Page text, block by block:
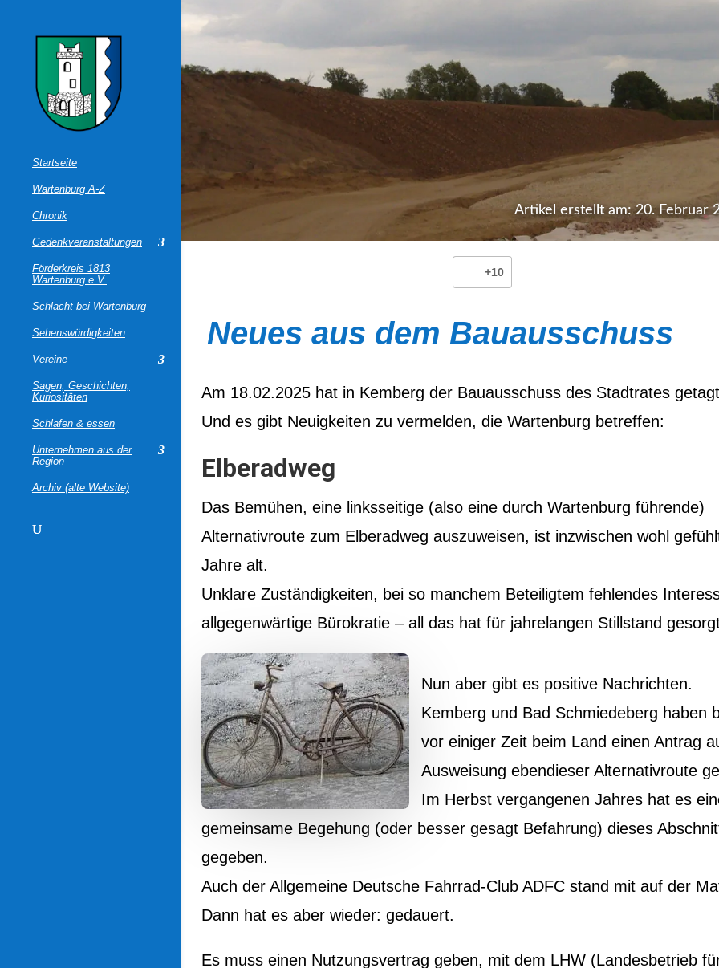
Startseite
Wartenburg A-Z
Chronik
Gedenkveranstaltungen
Förderkreis 1813
Wartenburg e.V.
Schlacht bei Wartenburg
Sehenswürdigkeiten
Vereine
Sagen, Geschichten,
Kuriositäten
Schlafen & essen
Unternehmen aus der
Region
Archiv (alte Website)
Artikel erstellt am: 20. Februar
+10
Neues aus dem Bauausschuss
Am 18.02.2025 hat in Kemberg der Bauausschuss des Stadtrates
Und es gibt Neuigkeiten zu vermelden, die Wartenburg betreffen:
Elberadweg
Das Bemühen, eine linksseitige (also eine durch Wartenburg führende)
Alternativroute zum Elberadweg auszuweisen, ist inzwischen wohl
Jahre alt.
Unklare Zuständigkeiten, bei so manchem Beteiligtem fehlendes
allgegenwärtige Bürokratie – all das hat für jahrelangen Stillstand
Nun aber gibt es positive Nachrichten.
Kemberg und Bad Schmiedeberg haben
vor einiger Zeit beim Land einen Antrag
Ausweisung ebendieser Alternativroute
Im Herbst vergangenen Jahres hat es
gemeinsame Begehung (oder besser gesagt Befahrung) dieses
gegeben.
Auch der Allgemeine Deutsche Fahrrad-Club ADFC stand mit auf der
Dann hat es aber wieder: gedauert.
Es muss einen Nutzungsvertrag geben, mit dem LHW (Landesbetrieb